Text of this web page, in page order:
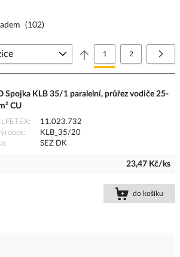
(102)
Stránka
Právě si prohlížíte
1 Stránka
2
Spojka KLB 35/1 paralelní, průřez vodiče 25-
CU
11.023.732
KLB_35/20
SEZ DK
23,47 Kč/ks
do košíku